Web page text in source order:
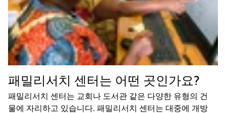
패밀리서치 센터는 어떤 곳인가요?
패밀리서치 센터는 교회나 도서관 같은 다양한 유형의 건
물에 자리하고 있습니다. 패밀리서치 센터는 대중에 개방